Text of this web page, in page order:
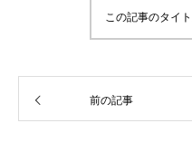
この記事のタイ
前の記事